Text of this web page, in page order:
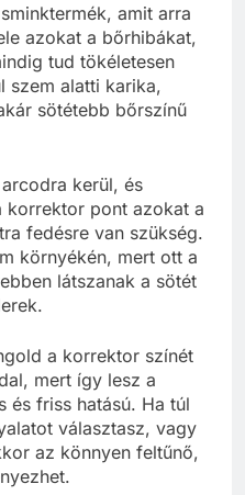
amit arra
azokat a bőrhibákat,
tud tökéletesen
szem alatti karika,
sötétebb bőrszínű
kerül, és
korrektor pont azokat a
fedésre van szükség.
környékén, mert ott a
látszanak a sötét
a korrektor színét
mert így lesz a
és friss hatású. Ha túl
választasz, vagy
az könnyen feltűnő,